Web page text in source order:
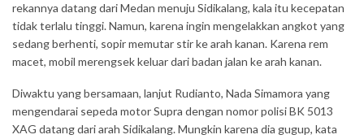
rekannya datang dari Medan menuju Sidikalang, kala itu kecepatan
tidak terlalu tinggi. Namun, karena ingin mengelakkan angkot yang
sedang berhenti, sopir memutar stir ke arah kanan. Karena rem
macet, mobil merengsek keluar dari badan jalan ke arah kanan.
Diwaktu yang bersamaan, lanjut Rudianto, Nada Simamora yang
mengendarai sepeda motor Supra dengan nomor polisi BK 5013
XAG datang dari arah Sidikalang. Mungkin karena dia gugup, kata